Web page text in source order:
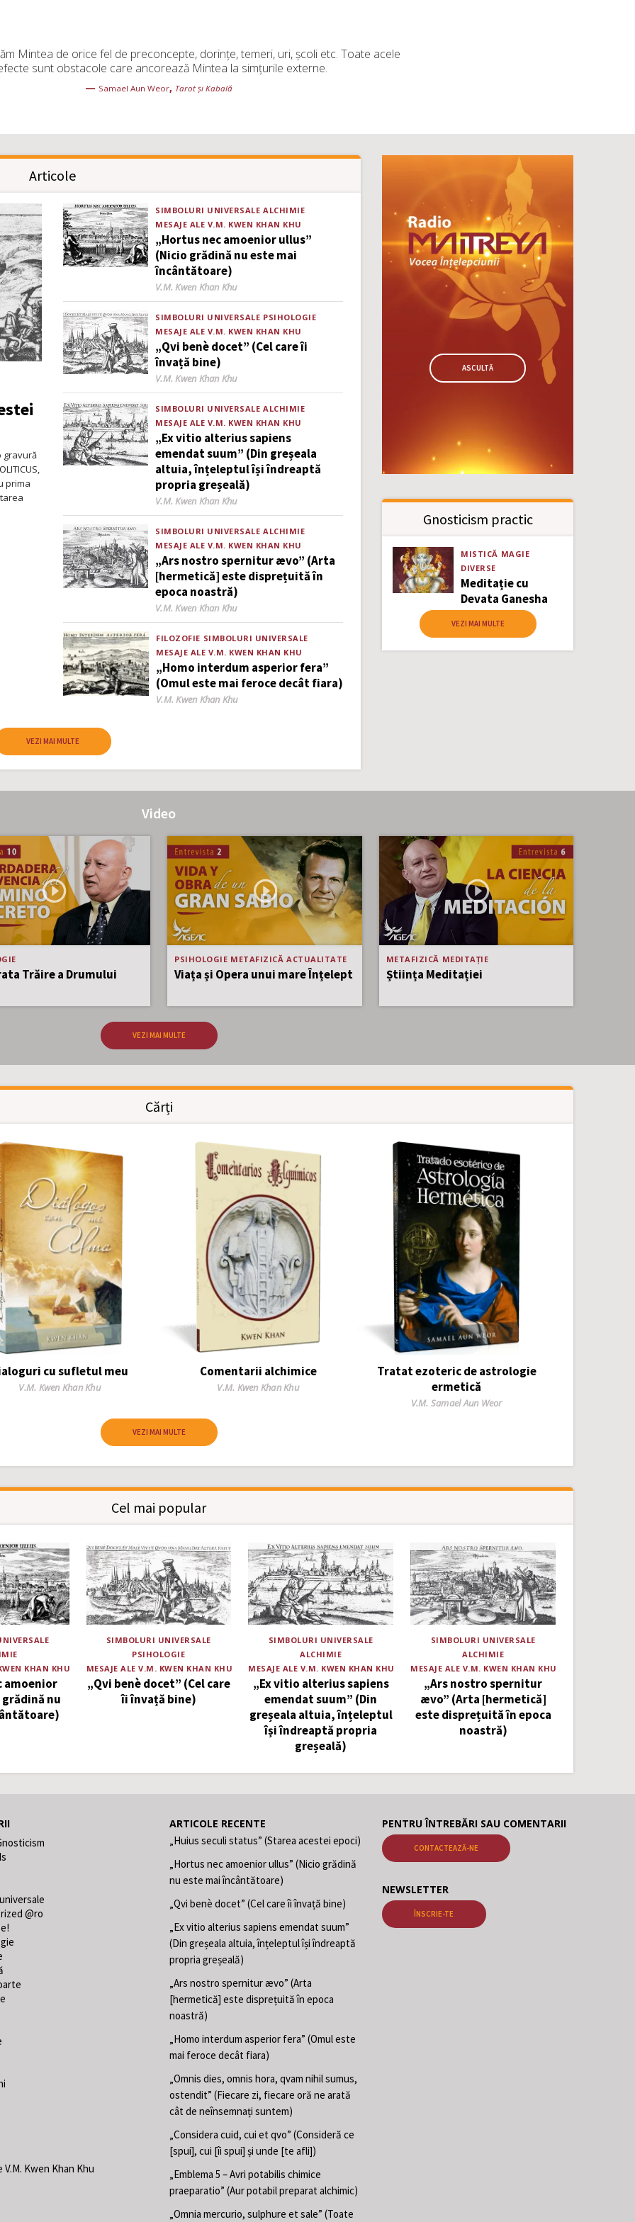
Peste 10 cărți pentru a citi online!
online, mai mult de 180 de cărți în vânzare!
Geofilosofică de Studii Antropologice și Culturale
Mintea de orice fel de preconcepte, dorințe, temeri, uri, școli etc. Toate acele
sunt obstacole care ancorează Mintea la simțurile externe.
— Samael Aun Weor, Tarot și Kabală
Articole
gravură
prima
SIMBOLURI UNIVERSALE ALCHIMIE
MESAJE ALE V.M. KWEN KHAN KHU
„Hortus nec amoenior ullus”
(Nicio grădină nu este mai
încântătoare)
Author
V.M. Kwen Khan Khu
SIMBOLURI UNIVERSALE PSIHOLOGIE
MESAJE ALE V.M. KWEN KHAN KHU
„Qvi benè docet” (Cel care îi
învață bine)
Author
V.M. Kwen Khan Khu
SIMBOLURI UNIVERSALE ALCHIMIE
MESAJE ALE V.M. KWEN KHAN KHU
„Ex vitio alterius sapiens
emendat suum” (Din greșeala
altuia, înțeleptul își îndreaptă
propria greșeală)
Author
V.M. Kwen Khan Khu
SIMBOLURI UNIVERSALE ALCHIMIE
MESAJE ALE V.M. KWEN KHAN KHU
„Ars nostro spernitur ævo” (Arta
[hermetică] este disprețuită în
epoca noastră)
Author
V.M. Kwen Khan Khu
FILOZOFIE SIMBOLURI UNIVERSALE
MESAJE ALE V.M. KWEN KHAN KHU
„Homo interdum asperior fera”
(Omul este mai feroce decât fiara)
Author
V.M. Kwen Khan Khu
VEZI MAI MULTE
ASCULTĂ
Gnosticism practic
MISTICĂ MAGIE
DIVERSE
Meditație cu
Devata Ganesha
VEZI MAI MULTE
Video
Trăire a Drumului
PSIHOLOGIE METAFIZICĂ ACTUALITATE
Viața și Opera unui mare Înțelept
METAFIZICĂ MEDITAȚIE
Știința Meditației
VEZI MAI MULTE
Cărți
cu sufletul meu
Author
V.M. Kwen Khan Khu
Comentarii alchimice
Author
V.M. Kwen Khan Khu
Tratat ezoteric de astrologie
ermetică
Author
V.M. Samael Aun Weor
VEZI MAI MULTE
Cel mai popular
KHAN KHU
amoenior
nu
SIMBOLURI UNIVERSALE
PSIHOLOGIE
MESAJE ALE V.M. KWEN KHAN KHU
„Qvi benè docet” (Cel care
îi învață bine)
SIMBOLURI UNIVERSALE
ALCHIMIE
MESAJE ALE V.M. KWEN KHAN KHU
„Ex vitio alterius sapiens
emendat suum” (Din
greșeala altuia, înțeleptul
își îndreaptă propria
greșeală)
SIMBOLURI UNIVERSALE
ALCHIMIE
MESAJE ALE V.M. KWEN KHAN KHU
„Ars nostro spernitur
ævo” (Arta [hermetică]
este disprețuită în epoca
noastră)
@ro
V.M. Kwen Khan Khu
ARTICOLE RECENTE
„Huius seculi status” (Starea acestei epoci)
„Hortus nec amoenior ullus” (Nicio grădină
nu este mai încântătoare)
„Qvi benè docet” (Cel care îi învață bine)
„Ex vitio alterius sapiens emendat suum”
(Din greșeala altuia, înțeleptul își îndreaptă
propria greșeală)
„Ars nostro spernitur ævo” (Arta
[hermetică] este disprețuită în epoca
noastră)
„Homo interdum asperior fera” (Omul este
mai feroce decât fiara)
„Omnis dies, omnis hora, qvam nihil sumus,
ostendit” (Fiecare zi, fiecare oră ne arată
cât de neînsemnați suntem)
„Considera cuid, cui et qvo” (Consideră ce
[spui], cui [îi spui] și unde [te afli])
„Emblema 5 – Avri potabilis chimice
praeparatio” (Aur potabil preparat alchimic)
„Omnia mercurio, sulphure et sale” (Toate
PENTRU ÎNTREBĂRI SAU COMENTARII
CONTACTEAZĂ-NE
NEWSLETTER
ÎNSCRIE-TE